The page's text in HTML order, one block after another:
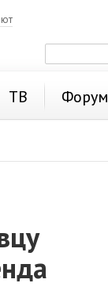
ТВ Форум